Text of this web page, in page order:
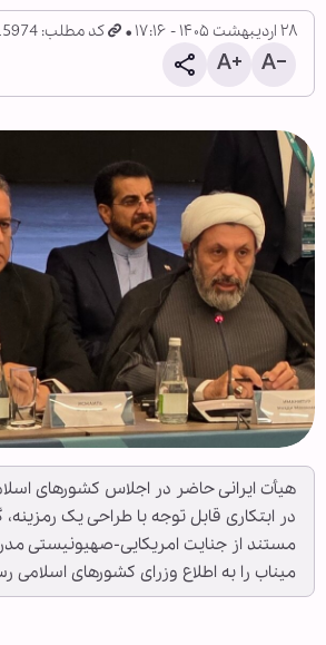
۲۸ اردیبهشت ۱۴۰۵ - ۱۷:۱۶ کد مطلب: 1815974
هیأت ایرانی حاضر در اجلاس کشورهای
در ابتکاری قابل توجه با طراحی یک
مستند از جنایت امریکایی-صهیونیستی
میناب را به اطلاع وزرای کشورهای اسلامی